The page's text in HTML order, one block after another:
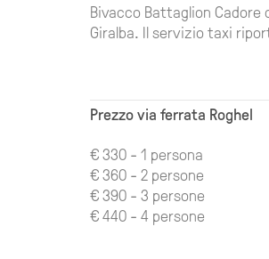
Bivacco Battaglion Cadore
Giralba. Il servizio taxi
Prezzo via ferrata Roghel
€ 330 - 1 persona
€ 360 - 2 persone
€ 390 - 3 persone
€ 440 - 4 persone